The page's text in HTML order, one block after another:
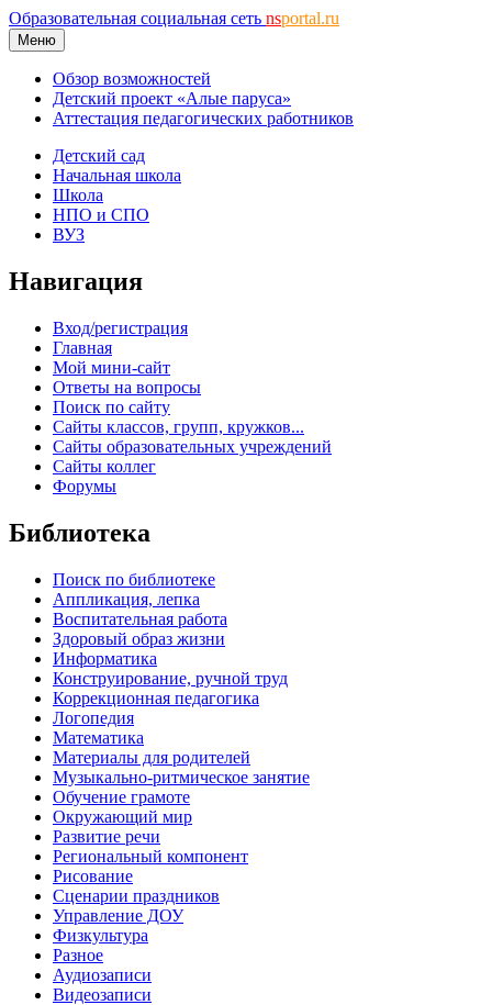
Образовательная социальная сеть nsportal.ru
Меню
Обзор возможностей
Детский проект «Алые паруса»
Аттестация педагогических работников
Детский сад
Начальная школа
Школа
НПО и СПО
ВУЗ
Навигация
Вход/регистрация
Главная
Мой мини-сайт
Ответы на вопросы
Поиск по сайту
Сайты классов, групп, кружков...
Сайты образовательных учреждений
Сайты коллег
Форумы
Библиотека
Поиск по библиотеке
Аппликация, лепка
Воспитательная работа
Здоровый образ жизни
Информатика
Конструирование, ручной труд
Коррекционная педагогика
Логопедия
Математика
Материалы для родителей
Музыкально-ритмическое занятие
Обучение грамоте
Окружающий мир
Развитие речи
Региональный компонент
Рисование
Сценарии праздников
Управление ДОУ
Физкультура
Разное
Аудиозаписи
Видеозаписи